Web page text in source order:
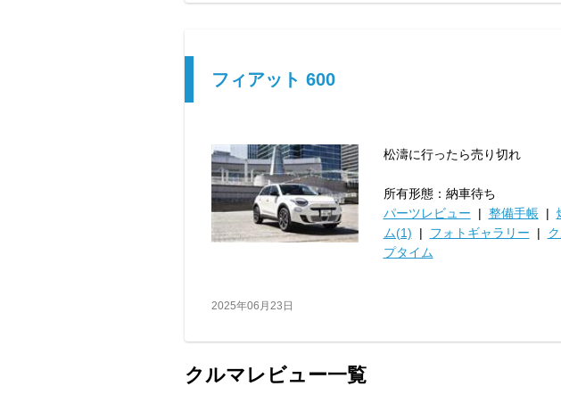
フィアット 600
松濤に行ったら売り切れ
所有形態：納車待ち
パーツレビュー | 整備手帳|
ム(1) | フォトギャラリー |
プタイム
2025年06月23日
クルマレビュー一覧